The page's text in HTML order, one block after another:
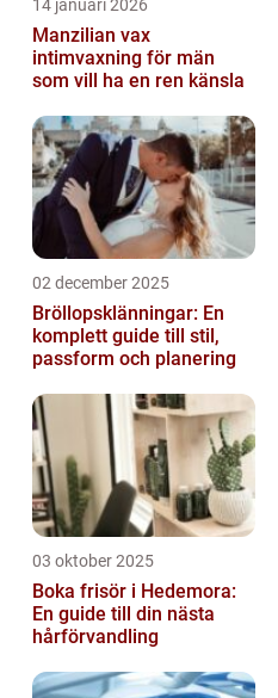
14 januari 2026
Manzilian vax
intimvaxning för män
som vill ha en ren känsla
02 december 2025
Bröllopsklänningar: En
komplett guide till stil,
passform och planering
03 oktober 2025
Boka frisör i Hedemora:
En guide till din nästa
hårförvandling